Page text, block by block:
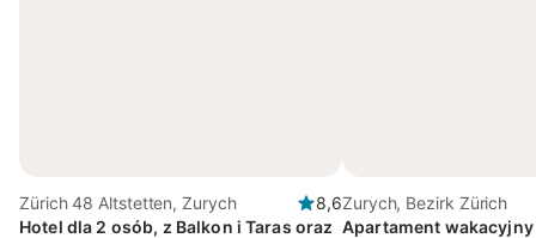
Zürich 48 Altstetten, Zurych
8,6
Hotel dla 2 osób, z Balkon i Taras oraz
Zurych, Bezirk Zürich
Apartament